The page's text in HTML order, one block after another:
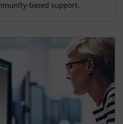
based support.